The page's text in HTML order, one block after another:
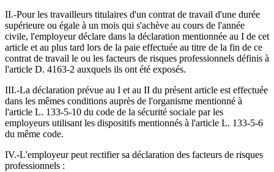
II.-Pour les travailleurs titulaires d'un contrat de travail d'une durée
supérieure ou égale à un mois qui s'achève au cours de l'année
civile, l'employeur déclare dans la déclaration mentionnée au I de cet
article et au plus tard lors de la paie effectuée au titre de la fin de ce
contrat de travail le ou les facteurs de risques professionnels définis à
l'article D. 4163-2 auxquels ils ont été exposés.
III.-La déclaration prévue au I et au II du présent article est effectuée
dans les mêmes conditions auprès de l'organisme mentionné à
l'article L. 133-5-10 du code de la sécurité sociale par les
employeurs utilisant les dispositifs mentionnés à l'article L. 133-5-6
du même code.
IV.-L'employeur peut rectifier sa déclaration des facteurs de risques
professionnels :